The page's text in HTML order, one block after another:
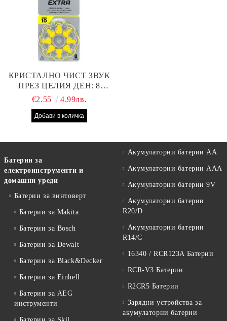
КРИСТАЛНО ЧИСТ ЗВУК
ПРЕЗ ЦЕЛИЯ ДЕН: 8
БРОЯ RAYOVAC EXTRA
АПАРАТ
€2.55 4.99лв.
Батерии за
електроинструменти и
домашни уреди
Батерии за винтоверт
Батерии за Makita
Батерии за Bosch
Батерии за Dewalt
Батерии за Black&Decker
Батерии за Einhell
Батерии за AEG
инструменти
Акумулаторни батерии АА
Акумулаторни батерии AAA
Акумулаторни батерии 9V
Акумулаторни батерии
R20/D
Акумулаторни батерии
R14/C
16340 / RCR123A Батерии
RCR-V3 Батерии
R2CR5 Батерии
Зарядни устройства за
акумулаторни батерии